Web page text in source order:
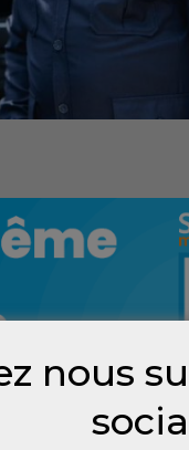
semaine dernière
nous